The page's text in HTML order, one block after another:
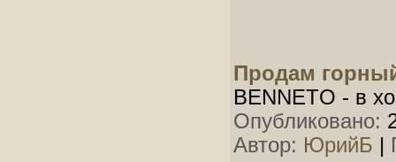
Продам
BENNETO - в
Опубликовано:
Автор: ЮрийБ |